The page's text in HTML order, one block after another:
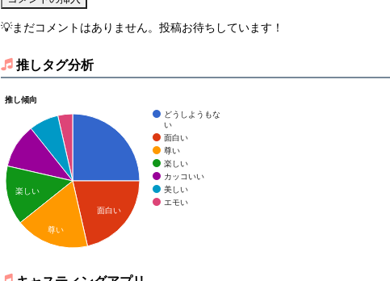
💡まだコメントはありません。投稿お待ちしています！
推しタグ分析
推し傾向
どうしようもな
い
面白い
尊い
楽しい
カッコいい
美しい
エモい
面白い
楽しい
尊い